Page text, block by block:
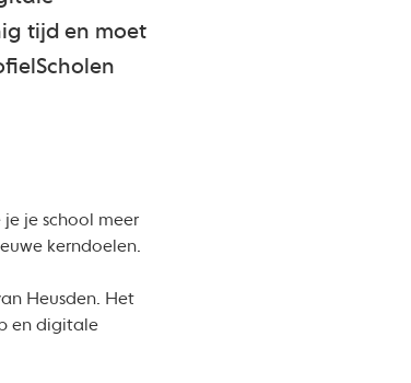
tijd en moet
je school meer
kerndoelen.
Heusden. Het
en digitale